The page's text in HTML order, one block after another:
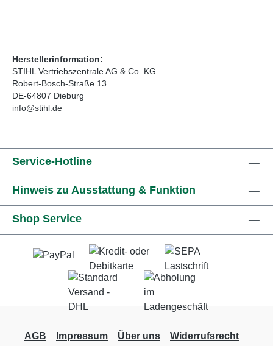
Herstellerinformation:
STIHL Vertriebszentrale AG & Co. KG
Robert-Bosch-Straße 13
DE-64807 Dieburg
info@stihl.de
Service-Hotline
Hinweis zu Ausstattung & Funktion
Shop Service
AGB Impressum Über uns Widerrufsrecht